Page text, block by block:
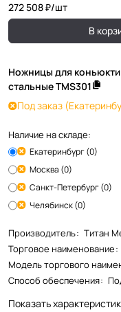
272 508 ₽/шт
В
Ножницы для
стальные TMS301
Под заказ
Наличие на складе:
Екатеринбург (0)
Москва (0)
Санкт-Петербург (0)
Челябинск (0)
Производитель: Титан
Торговое наименование:
Модель торгового
Способ обеспечения:
Показать